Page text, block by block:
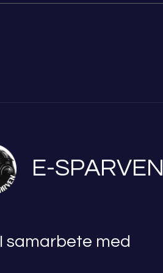
E-SPARVEN
I samarbete med